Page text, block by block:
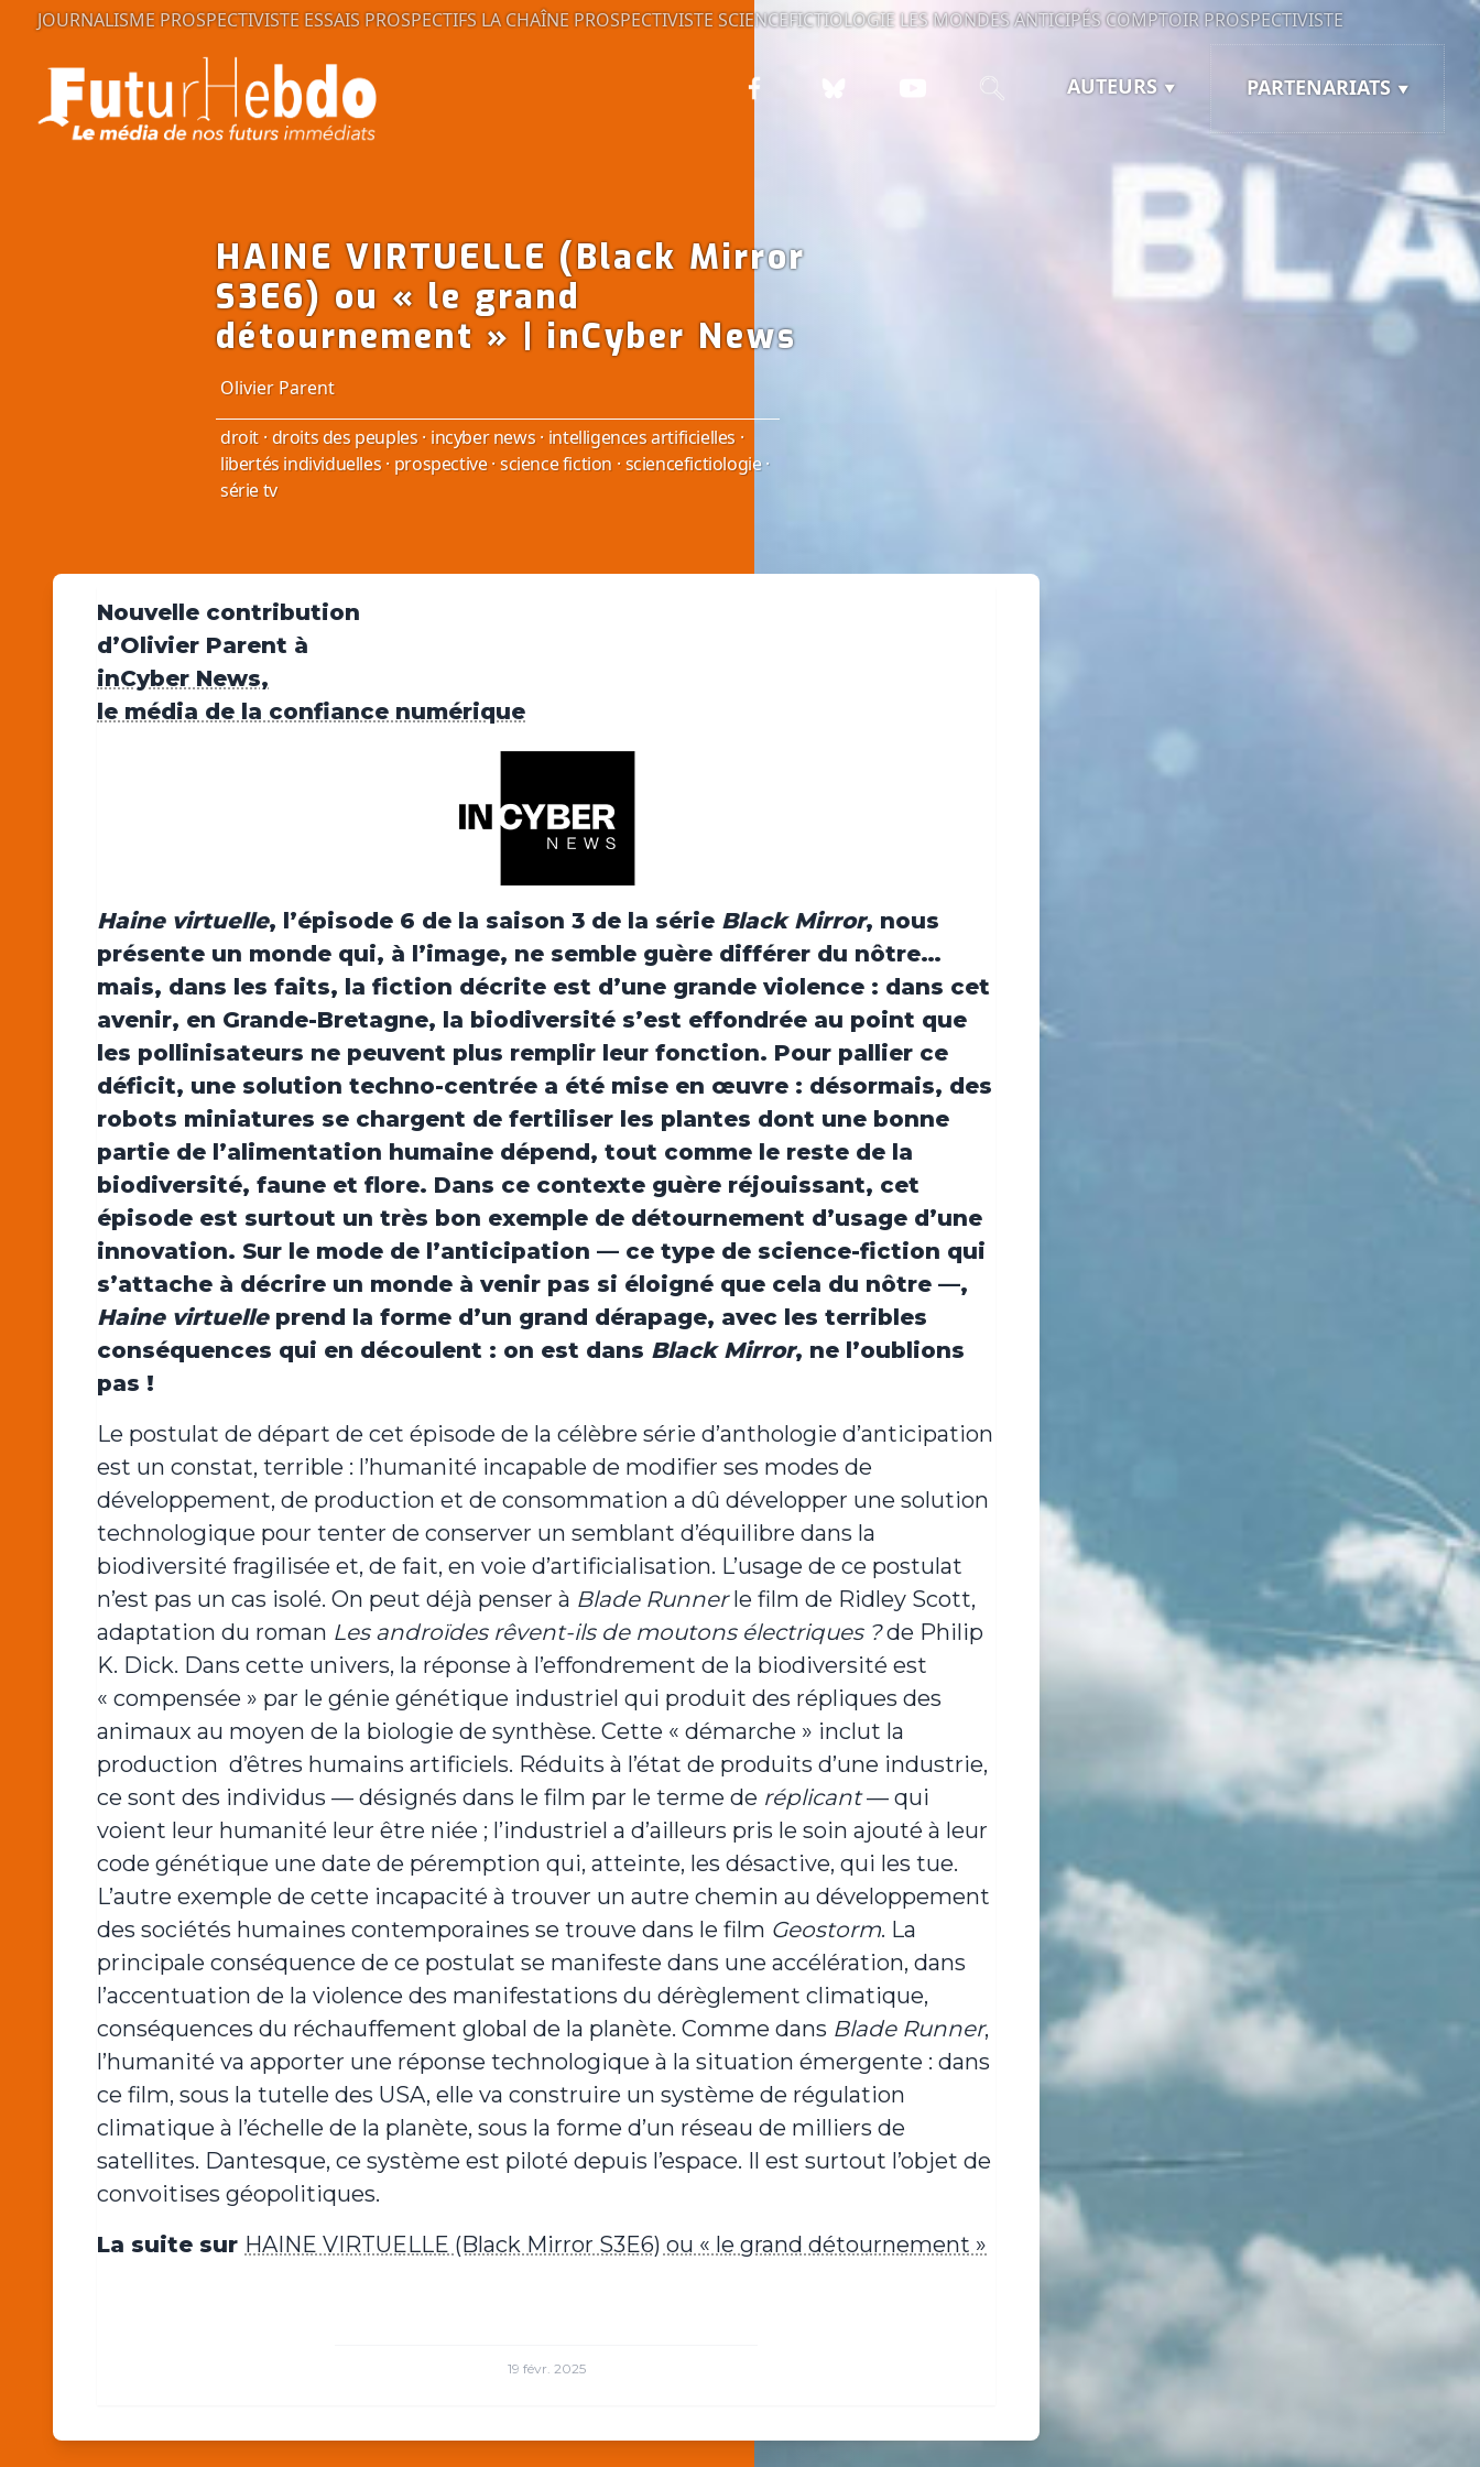
JOURNALISME PROSPECTIVISTE ESSAIS PROSPECTIFSLA CHAÎNE PROSPECTIVISTE SCIENCEFICTIOLOGIE LES MONDES ANTICIPÉSCOMPTOIR PROSPECTIVISTE
AUTEURS PARTENARIATS
HAINE VIRTUELLE (Black Mirror
S3E6) ou « le grand
détournement » | inCyber News
Olivier Parent
droit ·droits des peuples · incyber news · intelligences artificielles ·
libertés individuelles · prospective ·science fiction ·sciencefictiologie ·
série tv
Nouvelle contribution
d’Olivier Parent à
inCyber News,
le média de la confiance numérique
Haine virtuelle, l’épisode 6 de la saison 3 de la série Black Mirror, nous
présente un monde qui, à l’image, ne semble guère différer du nôtre…
mais, dans les faits, la fiction décrite est d’une grande violence : dans cet
avenir, en Grande-Bretagne, la biodiversité s’est effondrée au point que
les pollinisateurs ne peuvent plus remplir leur fonction. Pour pallier ce
déficit, une solution techno-centrée a été mise en œuvre : désormais, des
robots miniatures se chargent de fertiliser les plantes dont une bonne
partie de l’alimentation humaine dépend, tout comme le reste de la
biodiversité, faune et flore. Dans ce contexte guère réjouissant, cet
épisode est surtout un très bon exemple de détournement d’usage d’une
innovation. Sur le mode de l’anticipation — ce type de science-fiction qui
s’attache à décrire un monde à venir pas si éloigné que cela du nôtre —,
Haine virtuelleprend la forme d’un grand dérapage, avec les terribles
conséquences qui en découlent : on est dans Black Mirror, ne l’oublions
pas !
Le postulat de départ de cet épisode de la célèbre série d’anthologie d’anticipation
est un constat, terrible : l’humanité incapable de modifier ses modes de
développement, de production et de consommation a dû développer une solution
technologique pour tenter de conserver un semblant d’équilibre dans la
biodiversité fragilisée et, de fait, en voie d’artificialisation. L’usage de ce postulat
n’est pas un cas isolé. On peut déjà penser à Blade Runnerle film de Ridley Scott,
adaptation du roman Les androïdes rêvent-ils de moutons électriques ?de Philip
K. Dick. Dans cette univers, la réponse à l’effondrement de la biodiversité est
« compensée » par le génie génétique industriel qui produit des répliques des
animaux au moyen de la biologie de synthèse. Cette « démarche » inclut la
production d’êtres humains artificiels. Réduits à l’état de produits d’une industrie,
ce sont des individus — désignés dans le film par le terme de réplicant— qui
voient leur humanité leur être niée ; l’industriel a d’ailleurs pris le soin ajouté à leur
code génétique une date de péremption qui, atteinte, les désactive, qui les tue.
L’autre exemple de cette incapacité à trouver un autre chemin au développement
des sociétés humaines contemporaines se trouve dans le film Geostorm. La
principale conséquence de ce postulat se manifeste dans une accélération, dans
l’accentuation de la violence des manifestations du dérèglement climatique,
conséquences du réchauffement global de la planète. Comme dans Blade Runner,
l’humanité va apporter une réponse technologique à la situation émergente : dans
ce film, sous la tutelle des USA, elle va construire un système de régulation
climatique à l’échelle de la planète, sous la forme d’un réseau de milliers de
satellites. Dantesque, ce système est piloté depuis l’espace. Il est surtout l’objet de
convoitises géopolitiques.
La suite sur HAINE VIRTUELLE (Black Mirror S3E6) ou « le grand détournement »
19 févr. 2025